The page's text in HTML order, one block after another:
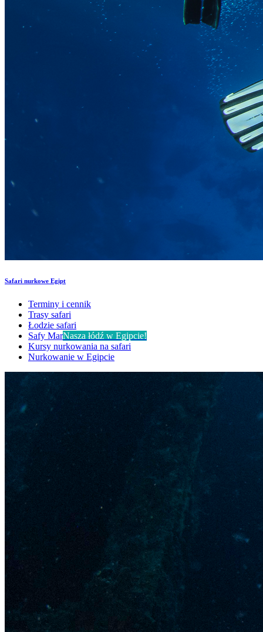
Safari nurkowe Egipt
Terminy i cennik
Trasy safari
Łodzie safari
Safy MarNasza łódź w Egipcie!
Kursy nurkowania na safari
Nurkowanie w Egipcie